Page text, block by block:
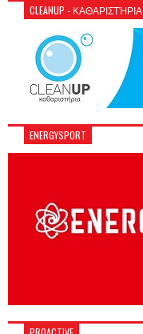
CLEANUP - ΚΑΘΑΡΙΣΤΉΡΙΑ
ENERGYSPORT